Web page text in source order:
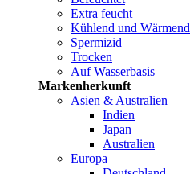
Extra feucht
Kühlend und Wärmend
Spermizid
Trocken
Auf Wasserbasis
Markenherkunft
Asien & Australien
Indien
Japan
Australien
Europa